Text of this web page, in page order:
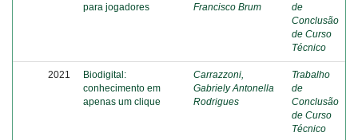
para jogadores
Francisco Brum
de
Conclusão
de Curso
Técnico
2021
Biodigital:
conhecimento em
apenas um clique
Carrazzoni,
Gabriely Antonella
Rodrigues
Trabalho
de
Conclusão
de Curso
Técnico